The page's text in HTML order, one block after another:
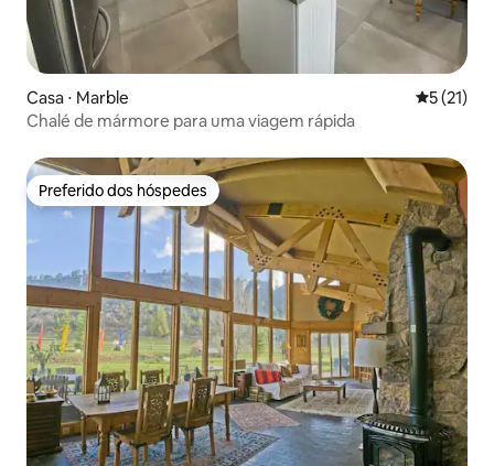
Casa ⋅ Marble 5 de uma
5 (21)
Chalé de mármore para uma viagem rápida
Preferido dos hóspedes
Preferido dos hóspedes